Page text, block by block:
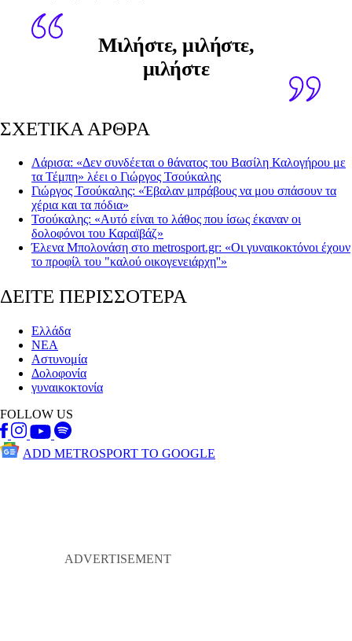
Μιλήστε, μιλήστε,
μιλήστε
ΣΧΕΤΙΚΑ ΑΡΘΡΑ
Λάρισα: «Δεν συνδέεται ο θάνατος του Βασίλη Καλογήρου με
τα Τέμπη» λέει ο Γιώργος Τσούκαλης
Γιώργος Τσούκαλης: «Έβαλαν μπράβους να μου σπάσουν τα
χέρια και τα πόδια»
Τσούκαλης: «Αυτό είναι το λάθος που ίσως έκαναν οι
δολοφόνοι του Καραϊβάζ»
Έλενα Μπολονάση στο metrosport.gr: «Οι γυναικοκτόνοι έχουν
το προφίλ του "καλού οικογενειάρχη''»
ΔΕΙΤΕ ΠΕΡΙΣΣΟΤΕΡΑ
Ελλάδα
ΝΕΑ
Αστυνομία
Δολοφονία
γυναικοκτονία
FOLLOW US
ADD METROSPORT TO GOOGLE